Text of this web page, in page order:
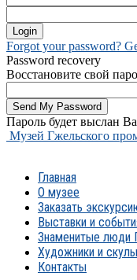
Forgot your password?
Password recovery
Восстановите свой
Пароль будет выслан
Музей Гжельского
Главная
О музее
Заказать
Выставки и
Знаменитые люди
Художники и
Контакты